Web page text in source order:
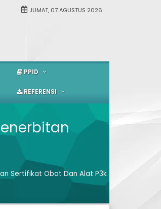
JUMAT, 07 AGUSTUS 2026
PPID
REFERENSI
Sertifikat Obat Dan Alat P3k